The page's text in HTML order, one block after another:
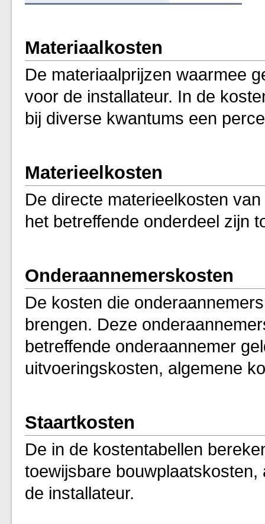
Materiaalkosten
De materiaalprijzen waarmee
voor de installateur. In de
bij diverse kwantums een
Materieelkosten
De directe materieelkosten
het betreffende onderdeel zijn
Onderaannemerskosten
De kosten die
brengen. Deze
betreffende onderaannemer
uitvoeringskosten, algemene
Staartkosten
De in de kostentabellen
toewijsbare
de installateur.